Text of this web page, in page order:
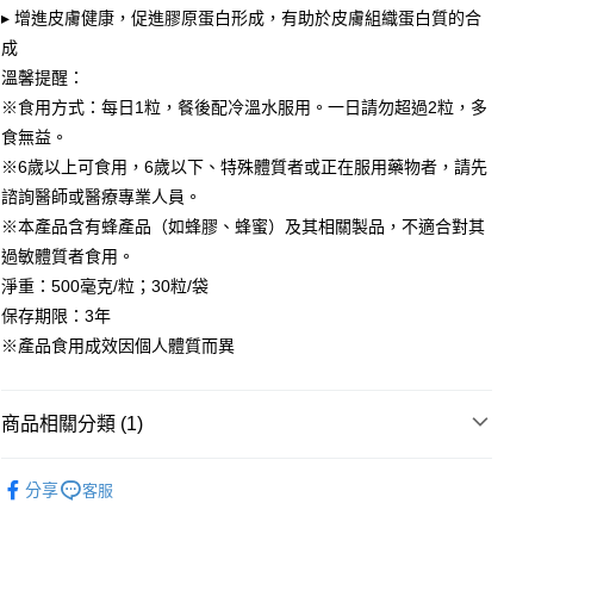
1.本服務係由「台灣大哥大股份有限公司」（以下簡稱本公司）所提供，讓
用戶於交易時，得透過本服務購買商品或服務，並由商店將買賣／分期付
款買賣價金債權讓與本公司後，依約使用本公司帳單繳交帳款。
2.基於同意付款使用「大哥付你分期」之契約關係目的，商店將以您的個人
資料（包含姓名、電話或地址）提供予台灣大哥大進項蒐集、處理及利
用，由本公司與您本人進行分期帳單所需資料之確認、核對及更正。
3.完整用戶服務條款，請詳閱以下連結：https://oppay.tw/userRule
／ATM／網路銀行／等多元方式進行付款，方視為交易完成。
※ 請注意：結帳手續完成當下不需立刻繳費，但若您需要取消訂單，請聯
絡購買商品的店家。未經商家同意取消之訂單仍視為有效，需透過AFTEE
先享後付繳納相關費用。
※ 交易是否成功請以「AFTEE先享後付 」之結帳頁面顯示為準，若有關於
是否繳費成功／繳費後需取消欲退款等相關疑問，請聯繫「AFTEE先享後
付客戶支援中心」
１．透過由恩沛科技股份有限公司提供之「AFTEE先享後付」服務完成之
交易，需依本服務之必要範圍內提供個人資料，並將交易相關給付款項請
求債權轉讓予恩沛科技股份有限公司。
２．關於個人資料處理事宜，請瀏覽以下網址：
https://aftee.tw/terms/#terms3
３．未成年的使用者請事先徵得法定代理人或監護人之同意方可使用
任。
結果請求用戶進行身份認證。
５．嚴禁一人註冊多個帳號或使用他人資訊註冊。若發現惡意使用之情
動。
付款後全家取貨
每筆NT$80，滿NT$1,680(含以上)免運費
萊爾富取貨付款
每筆NT$80，滿NT$1,680(含以上)免運費
付款後萊爾富取貨
每筆NT$80，滿NT$1,680(含以上)免運費
7-11取貨付款
付款後7-11取貨
每筆NT$80，滿NT$1,680(含以上)免運費
每筆NT$80，滿NT$1,680(含以上)免運費
每筆NT$100，滿NT$2,000(含以上)免運費
▸ 增進皮膚健康，促進膠原蛋白形成，有助於皮膚組織蛋白質的合
成
溫馨提醒：
※食用方式：每日1粒，餐後配冷溫水服用。一日請勿超過2粒，多
食無益。
※6歲以上可食用，6歲以下、特殊體質者或正在服用藥物者，請先
諮詢醫師或醫療專業人員。
※本產品含有蜂產品（如蜂膠、蜂蜜）及其相關製品，不適合對其
過敏體質者食用。
淨重：500毫克/粒；30粒/袋
保存期限：3年
※產品食用成效因個人體質而異
商品相關分類 (1)
分享
客服